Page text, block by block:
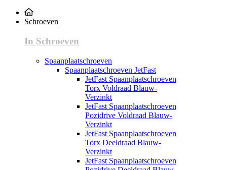
Schroeven
In Schroeven
Spaanplaatschroeven
Spaanplaatschroeven JetFast
JetFast Spaanplaatschroeven
Torx Voldraad Blauw-
Verzinkt
JetFast Spaanplaatschroeven
Pozidrive Voldraad Blauw-
Verzinkt
JetFast Spaanplaatschroeven
Torx Deeldraad Blauw-
Verzinkt
JetFast Spaanplaatschroeven